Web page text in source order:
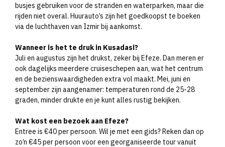
busjes gebruiken voor de stranden en waterparken, maar die
rijden niet overal. Huurauto’s zijn het goedkoopst te boeken
via de luchthaven van Izmir bij aankomst.
Wanneer is het te druk in Kusadasi?
Juli en augustus zijn het drukst, zeker bij Efeze. Dan meren er
ook dagelijks meerdere cruiseschepen aan, wat het centrum
en de bezienswaardigheden extra vol maakt. Mei, juni en
september zijn aangenamer: temperaturen rond de 25-28
graden, minder drukte en je kunt alles rustig bekijken.
Wat kost een bezoek aan Efeze?
Entree is €40 per persoon. Wil je met een gids? Reken dan op
zo’n €45 per persoon voor een georganiseerde tour vanuit